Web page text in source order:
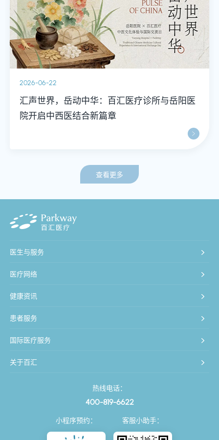
2026-06-22
汇声世界，岳动中华：百汇医疗诊所与岳阳医
院开启中西医结合新篇章
查看更多
医生与服务
医疗网络
健康资讯
患者服务
国际医疗服务
关于百汇
热线电话：
400-819-6622
小程序预约： 客服小助手：